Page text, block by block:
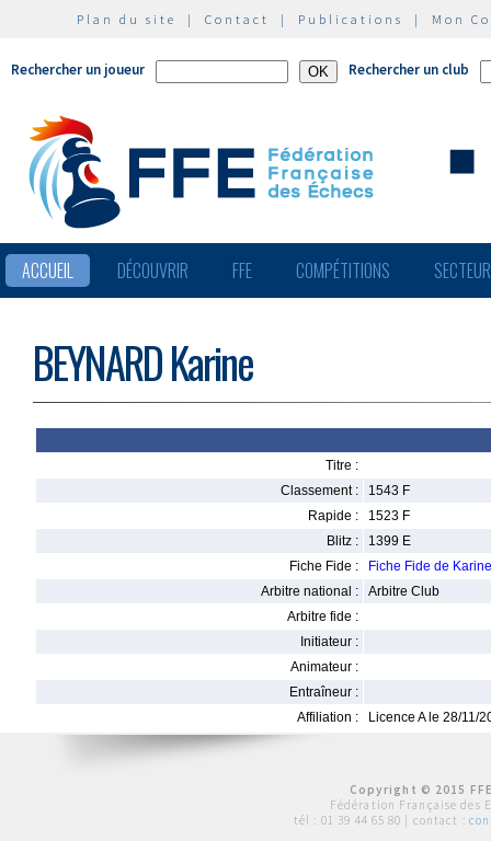
Plan du site | Contact | Publications | Mon
Rechercher un joueur Rechercher un club
ACCUEIL DÉCOUVRIR FFE COMPÉTITIONS
BEYNARD Karine
Titre :
Classement :
1543 F
Rapide :
1523 F
Blitz :
1399 E
Fiche Fide :
Fiche Fide de
Arbitre national :
Arbitre Club
Arbitre fide :
Initiateur :
Animateur :
Entraîneur :
Affiliation :
Licence A le 28/11/
Copyright © 2015
Fédération Française des
tél : 01 39 44 65 80 | contact :